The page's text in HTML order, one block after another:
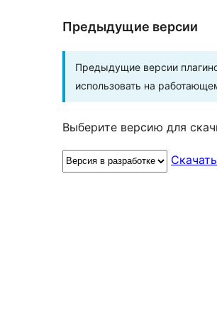
Предыдущие версии
Предыдущие версии
использовать на
Выберите версию для
Скачать